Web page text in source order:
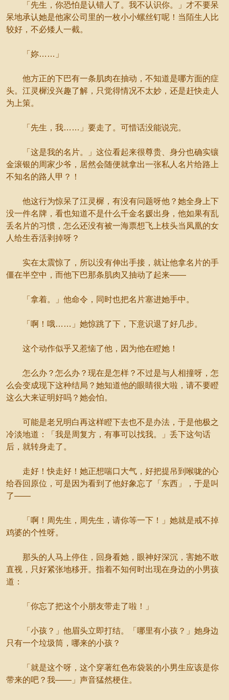
「先生，你恐怕是认错人了。我不认识你。」才不要呆
呆地承认她是他家公司里的一枚小小螺丝钉呢！当陌生人比
较好，不必矮人一截。
「妳……」
他方正的下巴有一条肌肉在抽动，不知道是哪方面的症
头。江灵樨没兴趣了解，只觉得情况不太妙，还是赶快走人
为上策。
「先生，我……」要走了。可惜话没能说完。
「这是我的名片。」这位看起来很尊贵、身分也确实镶
金滚银的周家少爷，居然会随便就拿出一张私人名片给路上
不知名的路人甲？！
他这行为惊呆了江灵樨，有没有问题呀他？她全身上下
没一件名牌，看也知道不是什么千金名媛出身，他如果有乱
丢名片的习惯，怎么还没有被一海票想飞上枝头当凤凰的女
人给生吞活剥掉呀？
实在太震惊了，所以没有伸出手接，就让他拿名片的手
僵在半空中，而他下巴那条肌肉又抽动了起来——
「拿着。」他命令，同时也把名片塞进她手中。
「啊！哦……」她惊跳了下，下意识退了好几步。
这个动作似乎又惹恼了他，因为他在瞪她！
怎么办？怎么办？现在是怎样？不过是与人相撞呀，怎
么会变成现下这种结局？她知道他的眼睛很大啦，请不要瞪
这么大来证明好吗？她会怕。
可能是老兄明白再这样瞪下去也不是办法，于是他极之
冷淡地道：「我是周复方，有事可以找我。」丢下这句话
后，就转身走了。
走好！快走好！她正想喘口大气，好把提吊到喉咙的心
给吞回原位，可是因为看到了他好象忘了「东西」，于是叫
了——
「啊！周先生，周先生，请你等一下！」她就是戒不掉
鸡婆的个性呀。
那头的人马上停住，回身看她，眼神好深沉，害她不敢
直视，只好紧张地移开。指着不知何时出现在身边的小男孩
道：
「你忘了把这个小朋友带走了啦！」
「小孩？」他眉头立即打结。「哪里有小孩？」她身边
只有一个垃圾筒，哪来的小孩？
「就是这个呀，这个穿著红色布袋装的小男生应该是你
带来的吧？我——」声音猛然梗住。